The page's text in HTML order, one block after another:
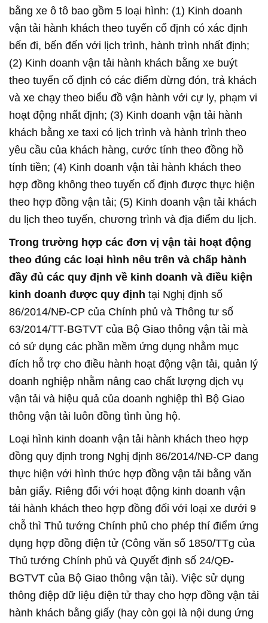
bằng xe ô tô bao gồm 5 loại hình: (1) Kinh doanh
vận tải hành khách theo tuyến cố định có xác định
bến đi, bến đến với lịch trình, hành trình nhất định;
(2) Kinh doanh vận tải hành khách bằng xe buýt
theo tuyến cố định có các điểm dừng đón, trả khách
và xe chạy theo biểu đồ vận hành với cự ly, phạm vi
hoạt động nhất định; (3) Kinh doanh vận tải hành
khách bằng xe taxi có lịch trình và hành trình theo
yêu cầu của khách hàng, cước tính theo đồng hồ
tính tiền; (4) Kinh doanh vận tải hành khách theo
hợp đồng không theo tuyến cố định được thực hiện
theo hợp đồng vận tải; (5) Kinh doanh vận tải khách
du lịch theo tuyến, chương trình và địa điểm du lịch.
Trong trường hợp các đơn vị vận tải hoạt động
theo đúng các loại hình nêu trên và chấp hành
đầy đủ các quy định về kinh doanh và điều kiện
kinh doanh được quy định tại Nghị định số
86/2014/NĐ-CP của Chính phủ và Thông tư số
63/2014/TT-BGTVT của Bộ Giao thông vận tải mà
có sử dụng các phần mềm ứng dụng nhằm mục
đích hỗ trợ cho điều hành hoạt động vận tải, quản lý
doanh nghiệp nhằm nâng cao chất lượng dịch vụ
vận tải và hiệu quả của doanh nghiệp thì Bộ Giao
thông vận tải luôn đồng tình ủng hộ.
Loại hình kinh doanh vận tải hành khách theo hợp
đồng quy định trong Nghị định 86/2014/NĐ-CP đang
thực hiện với hình thức hợp đồng vận tải bằng văn
bản giấy. Riêng đối với hoạt động kinh doanh vận
tải hành khách theo hợp đồng đối với loại xe dưới 9
chỗ thì Thủ tướng Chính phủ cho phép thí điểm ứng
dụng hợp đồng điện tử (Công văn số 1850/TTg của
Thủ tướng Chính phủ và Quyết định số 24/QĐ-
BGTVT của Bộ Giao thông vận tải). Việc sử dụng
thông điệp dữ liệu điện tử thay cho hợp đồng vận tải
hành khách bằng giấy (hay còn gọi là nội dung ứng